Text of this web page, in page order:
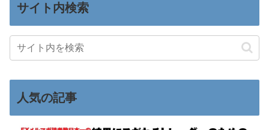
サイト内検索
人気の記事